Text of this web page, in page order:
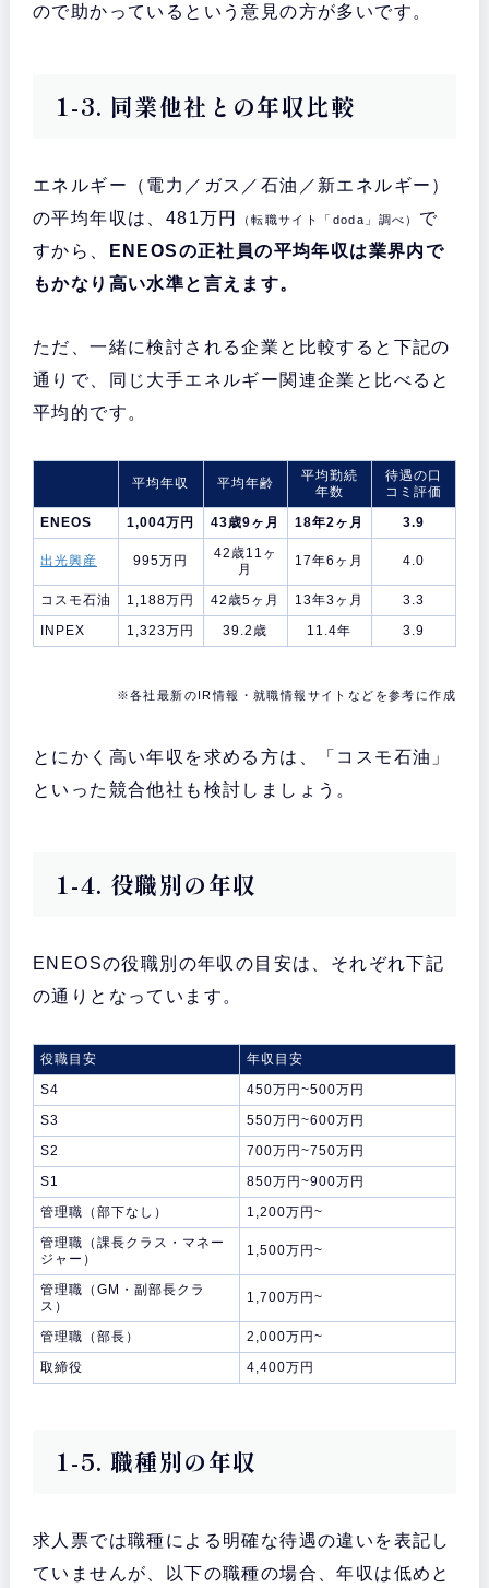
ので助かっているという意見の方が多いです。
1-3. 同業他社との年収比較
エネルギー（電力／ガス／石油／新エネルギー）
の平均年収は、481万円
（転職サイト「doda」調べ）
で
すから、
ENEOSの正社員の平均年収は業界内で
もかなり高い水準と言えます。
ただ、一緒に検討される企業と比較すると下記の
通りで、同じ大手エネルギー関連企業と比べると
平均的です。
平均年収 平均年齢
平均勤続
年数
待遇の口
コミ評価
ENEOS
1,004万円 43歳9ヶ月 18年2ヶ月 3.9
出光興産 995万円
42歳11ヶ
月
17年6ヶ月 4.0
コスモ石油 1,188万円 42歳5ヶ月 13年3ヶ月
3.3
INPEX
1,323万円 39.2歳 11.4年 3.9
※各社最新のIR情報・就職情報サイトなどを参考に作成
とにかく高い年収を求める方は、「コスモ石油」
といった競合他社も検討しましょう。
1-4. 役職別の年収
ENEOSの役職別の年収の目安は、それぞれ下記
の通りとなっています。
役職目安
年収目安
S4
450万円~500万円
S3
550万円~600万円
S2
700万円~750万円
S1
850万円~900万円
管理職（部下なし）
1,200万円~
管理職（課長クラス・マネー
ジャー）
1,500万円~
管理職（GM・副部長クラ
ス）
1,700万円~
管理職（部長）
2,000万円~
取締役
4,400万円
1-5. 職種別の年収
求人票では職種による明確な待遇の違いを表記し
ていませんが、以下の職種の場合、年収は低めと